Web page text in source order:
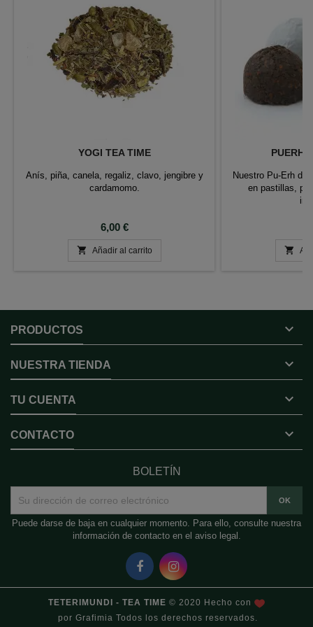
YOGI TEA TIME
Anís, piña, canela, regaliz, clavo, jengibre y
cardamomo.
Precio
6,00 €
 Añadir al carrito
PUERH
Nuestro Pu-Erh de
en pastillas,

PRODUCTOS 
NUESTRA TIENDA 
TU CUENTA 
CONTACTO 
BOLETÍN
Puede darse de baja en cualquier momento. Para ello, consulte nuestra
información de contacto en el aviso legal.
TETERIMUNDI - TEA TIME © 2020 Hecho con
por Grafimia Todos los derechos reservados.